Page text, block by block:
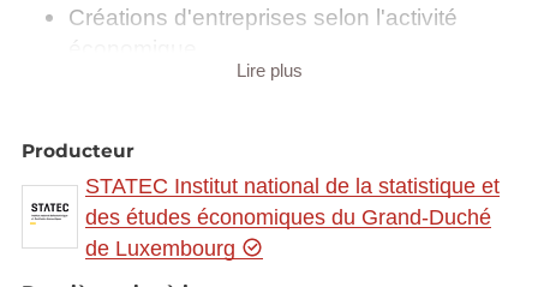
Créations d'entreprises selon l'activité
économique
Créations d'entreprises selon l'activité
Démographie des entreprises actives selon
l'activité économique
Entreprises actives selon l'activité
économique et la classe de taille
Entreprises créées en t - i ayant survécu à t
Lire plus
Producteur
STATEC Institut national de la statistique et
des études économiques du Grand-Duché
de Luxembourg